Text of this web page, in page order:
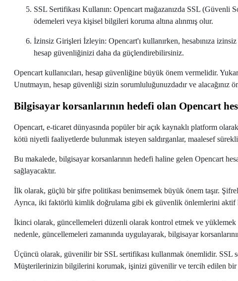
SSL Sertifikası Kullanın: Opencart mağazanızda SSL
ödemeleri veya kişisel bilgileri koruma altına alınmış olur.
İzinsiz Girişleri İzleyin: Opencart'ı kullanırken, hesabınıza
hesap güvenliğinizi daha da güçlendirebilirsiniz.
Opencart kullanıcıları, hesap güvenliğine büyük önem vermelidir.
Unutmayın, hesap güvenliği sizin sorumluluğunuzdadır ve alacağınız
Bilgisayar korsanlarının hedefi olan Opencart
Opencart, e-ticaret dünyasında popüler bir açık kaynaklı platform
kötü niyetli faaliyetlerde bulunmak isteyen saldırganlar, maalesef
Bu makalede, bilgisayar korsanlarının hedefi haline gelen Opencart
sağlayacaktır.
İlk olarak, güçlü bir şifre politikası benimsemek büyük önem taşır.
Ayrıca, iki faktörlü kimlik doğrulama gibi ek güvenlik önlemlerini aktif
İkinci olarak, güncellemeleri düzenli olarak kontrol etmek ve yüklemek
nedenle, güncellemeleri zamanında uygulayarak, bilgisayar
Üçüncü olarak, güvenilir bir SSL sertifikası kullanmak önemlidir. SSL
Müşterilerinizin bilgilerini korumak, işinizi güvenilir ve tercih edilen bir